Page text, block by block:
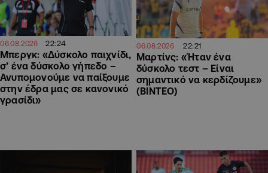
06.08.2026 22:24
Μπεργκ: «Δύσκολο παιχνίδι,
σ’ ένα δύσκολο γήπεδο –
Ανυπομονούμε να παίξουμε
στην έδρα μας σε κανονικό
γρασίδι»
06.08.2026 22:21
Μαρτίνς: «Ήταν ένα
δύσκολο τεστ – Είναι
σημαντικό να κερδίζουμε»
(ΒΙΝΤΕΟ)